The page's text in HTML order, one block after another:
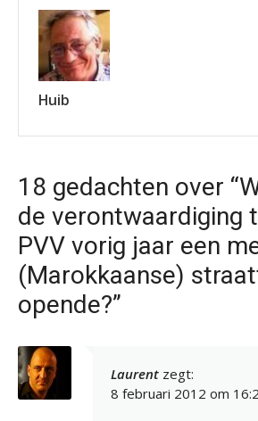
Huib
18 gedachten over
de verontwaardiging
PVV vorig jaar een
(Marokkaanse)
opende?”
Laurent zegt:
8 februari 2012 om